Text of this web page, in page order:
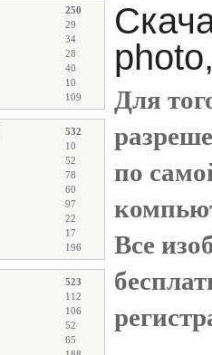
250
29
34
28
40
10
109
532
10
52
78
60
97
22
17
196
523
112
106
52
65
Для
по
Все